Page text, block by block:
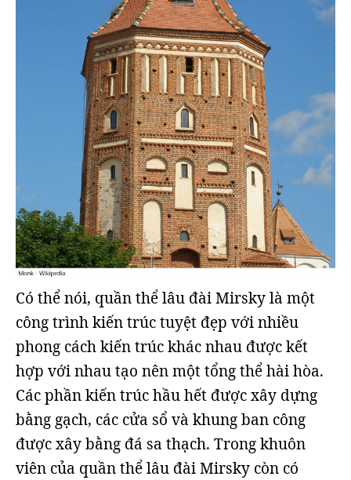
Có thể nói, quần thể lâu đài Mirsky là một
công trình kiến trúc tuyệt đẹp với nhiều
phong cách kiến trúc khác nhau được kết
hợp với nhau tạo nên một tổng thể hài hòa.
Các phần kiến trúc hầu hết được xây dựng
bằng gạch, các cửa sổ và khung ban công
được xây bằng đá sa thạch. Trong khuôn
viên của quần thể lâu đài Mirsky còn có